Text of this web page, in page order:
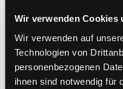
Wir verwenden Cookies
Wir verwenden auf
Technologien von
personenbezogenen
ihnen sind notwendig für
Exemplare
Zweigstelle:Süd -
Signatur:DR ROS